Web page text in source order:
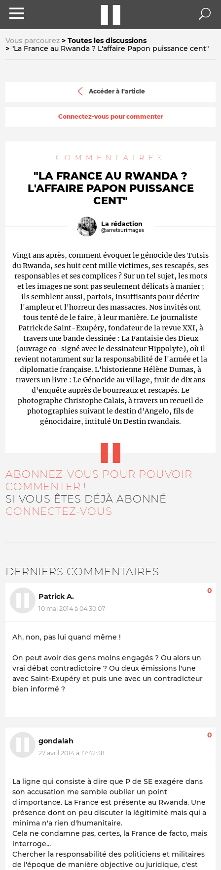
Vous parcourez
Toutes les discussions
"La France au Rwanda ? L'affaire Papon puissance cent"
Accéder à l'article
Connectez-vous pour commenter
COMMENTAIRES
"LA FRANCE AU RWANDA ?
L'AFFAIRE PAPON PUISSANCE
CENT"
La rédaction
@arretsurimages
Vingt ans après, comment évoquer le génocide des Tutsis
du Rwanda, ses huit cent mille victimes, ses rescapés, ses
responsables et ses complices ? Sur un tel sujet, les mots
et les images ne sont pas seulement délicats à manier ;
ils semblent aussi, parfois, insuffisants pour décrire
l'ampleur et l'horreur des massacres. Nos invités ont
tous tenté de le faire, à leur manière. Le journaliste
Patrick de Saint-Exupéry, fondateur de la revue XXI, à
travers une bande dessinée : La Fantaisie des Dieux
(ouvrage co-signé avec le dessinateur Hippolyte), où il
revient notamment sur la responsabilité de l'armée et la
diplomatie française. L'historienne Hélène Dumas, à
travers un livre : Le Génocide au village, fruit de dix ans
d'enquête auprès de bourreaux et rescapés. Le
photographe Christophe Calais, à travers un recueil de
photographies suivant le destin d'Angelo, fils de
génocidaire, intitulé Un Destin rwandais.
ABONNEZ-VOUS POUR POUVOIR
COMMENTER !
SI VOUS ÊTES DÉJÀ ABONNÉ
CONNECTEZ-VOUS
DERNIERS COMMENTAIRES
Patrick A.
10 mai 2014 à 04:30:07
0
Ah, non, pas lui quand même !
On peut avoir des gens moins engagés ? Ou alors un
vrai débat contradictoire ? Ou deux émissions l'une
avec Saint-Exupéry et puis une avec un contradicteur
bien informé ?
gondalah
27 avril 2014 à 17:42:38
0
La ligne qui consiste à dire que P de SE exagére dans
son accusation me semble oublier un point
d'importance. La France est présente au Rwanda. Une
présence dont on peu discuter la légitimité mais qui a
minima n'a rien d'humanitaire.
Cela ne condamne pas, certes, la France de facto, mais
interroge...
Chercher la responsabilité des politiciens et militaires
de l'époque de manière objective ou juridique, c'est